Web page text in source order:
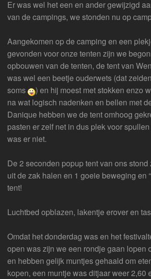
Er was wel het een en ander gewijzigd
van de campings, we stonden nu op
Aangekomen op de camping en een
gevonden voor onze tenten zijn we
opbouwen van de tenten, de tent van
was wel een beetje ouderwets (dat
soms
) en hij moest met stokken enzo
na wat logisch nadenken en bellen met
Danique hebben we de tent omhoog
pasten er zelf net in dus plek voor
was er niet.
De 2 seconden popup tent van ons stond
uit de zak halen en 1 goeie beweging en
tent!
Luchtbed opblazen, lakentje erover en
Omdat het donderdag was en het
open was zijn we een rondje gaan lopen
en hebben gelijk muntjes gehaald om
kopen, een muntje was ditjaar weer 2,60